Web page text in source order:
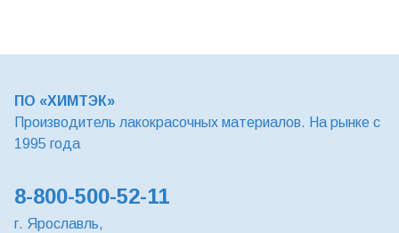
ПО «ХИМТЭК»
Производитель лакокрасочных материалов. На рынке с
1995 года
8-800-500-52-11
г. Ярославль,